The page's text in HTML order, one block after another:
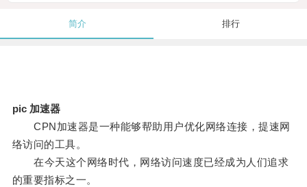
简介 排行
pic 加速器
CPN加速器是一种能够帮助用户优化网络连接，提速网
络访问的工具。
在今天这个网络时代，网络访问速度已经成为人们追求
的重要指标之一。